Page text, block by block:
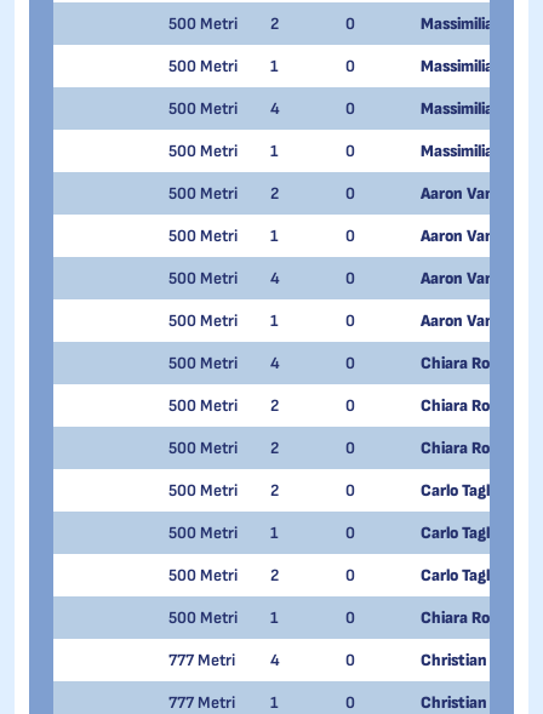
500 Metri 2 0 Massimiliano
500 Metri 1 0 Massimiliano
500 Metri 4 0 Massimiliano
500 Metri 1 0 Massimiliano
500 Metri 2 0 Aaron Van
500 Metri 1 0 Aaron Van
500 Metri 4 0 Aaron Van
500 Metri 1 0 Aaron Van
500 Metri 4 0 Chiara Rodondi
500 Metri 2 0 Chiara Rodondi
500 Metri 2 0 Chiara Rodondi
500 Metri 2 0 Carlo Tagliabue
500 Metri 1 0 Carlo Tagliabue
500 Metri 2 0 Carlo Tagliabue
500 Metri 1 0 Chiara Rodondi
777 Metri 4 0 Christian
777 Metri 1 0 Christian